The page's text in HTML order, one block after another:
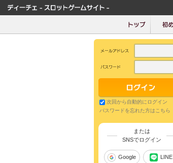
次回から自動的にログイン
パスワードを忘れた方はこちら
または
SNSでログイン
Google LINE